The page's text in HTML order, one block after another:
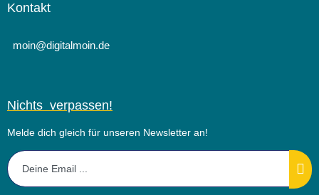
Kontakt
moin@digitalmoin.de
Nichts verpassen!
Melde dich gleich für unseren Newsletter an!